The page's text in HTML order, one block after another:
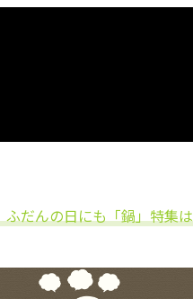
だんの日にも「鍋」特集は